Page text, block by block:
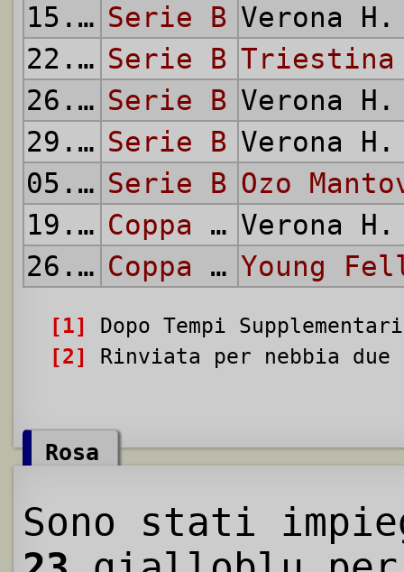
15.05.
1960
Serie B Verona
22.05.
1960
Serie B Triestina
26.05.
1960
Serie B Verona
29.05.
1960
Serie B Verona
05.06.
1960
Serie B Ozo
19.06.
1960 Coppa delle Alpi Verona
26.06.
1960 Coppa delle Alpi Young
[1]
Dopo Tempi Supplementari
[2]
Rinviata per nebbia
Rosa
Sono stati